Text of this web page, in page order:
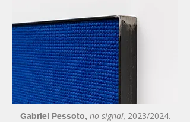
Gabriel Pessoto, no signal, 2023/2024.